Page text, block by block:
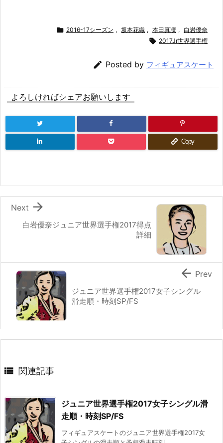
 2016-17シーズン , 坂本花織 , 本田真凜 , 白岩優奈
 2017Jr世界選手権
 Posted by フィギュアスケート
よろしければシェアお願いします
Copy
白岩優奈ジュニア世界選手権2017得点
詳細

Next
ジュニア世界選手権2017女子シングル
滑走順・時刻SP/FS
 Prev
 関連記事
ジュニア世界選手権2017女子シングル滑
走順・時刻SP/FS
フィギュアスケートのジュニア世界選手権2017女